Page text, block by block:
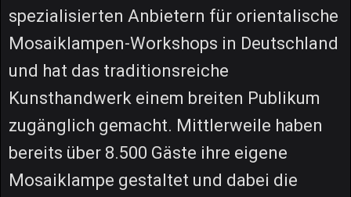
spezialisierten Anbietern für orientalische
Mosaiklampen-Workshops in Deutschland
und hat das traditionsreiche
Kunsthandwerk einem breiten Publikum
zugänglich gemacht. Mittlerweile haben
bereits über 8.500 Gäste ihre eigene
Mosaiklampe gestaltet und dabei die